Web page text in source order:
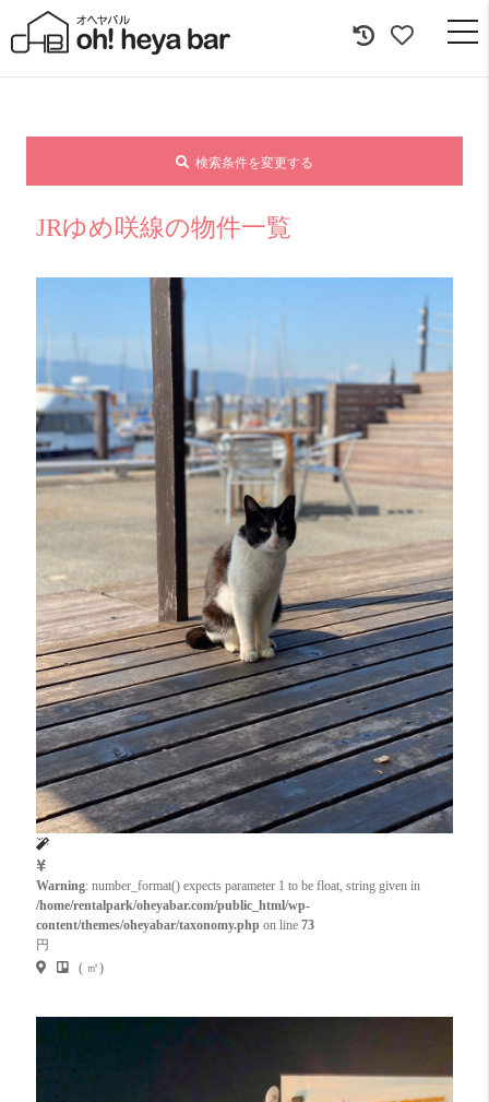
検索条件を変更する
JRゆめ咲線の物件一覧
Warning: number_format() expects parameter 1 to be float, string given in
/home/rentalpark/oheyabar.com/public_html/wp-
content/themes/oheyabar/taxonomy.php on line 73
円
( ㎡)